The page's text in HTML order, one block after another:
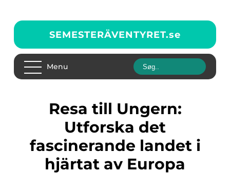
SEMESTERÄVENTYRET.se
Menu
Resa till Ungern:
Utforska det
fascinerande landet i
hjärtat av Europa